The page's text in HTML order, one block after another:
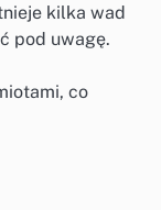
kilka wad
pod uwagę.
co